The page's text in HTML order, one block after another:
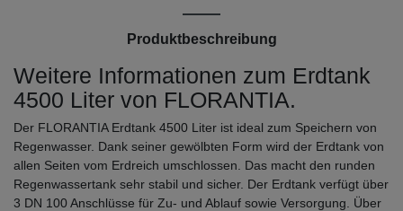
Produktbeschreibung
Weitere Informationen zum Erdtank
4500 Liter von FLORANTIA.
Der FLORANTIA Erdtank 4500 Liter ist ideal zum Speichern von
Regenwasser. Dank seiner gewölbten Form wird der Erdtank von
allen Seiten vom Erdreich umschlossen. Das macht den runden
Regenwassertank sehr stabil und sicher. Der Erdtank verfügt über
3 DN 100 Anschlüsse für Zu- und Ablauf sowie Versorgung. Über